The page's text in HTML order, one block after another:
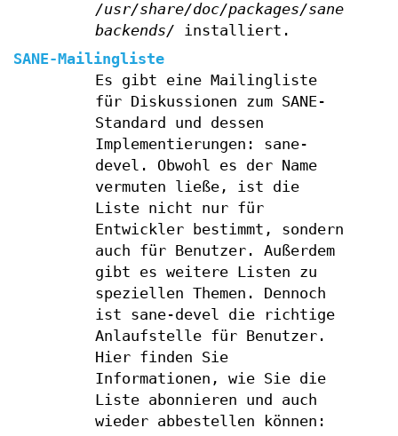
/usr/share/doc/packages/sane-
backends/ installiert.
SANE-Mailingliste
Es gibt eine Mailingliste
für Diskussionen zum SANE-
Standard und dessen
Implementierungen: sane-
devel. Obwohl es der Name
vermuten ließe, ist die
Liste nicht nur für
Entwickler bestimmt, sondern
auch für Benutzer. Außerdem
gibt es weitere Listen zu
speziellen Themen. Dennoch
ist sane-devel die richtige
Anlaufstelle für Benutzer.
Hier finden Sie
Informationen, wie Sie die
Liste abonnieren und auch
wieder abbestellen können: